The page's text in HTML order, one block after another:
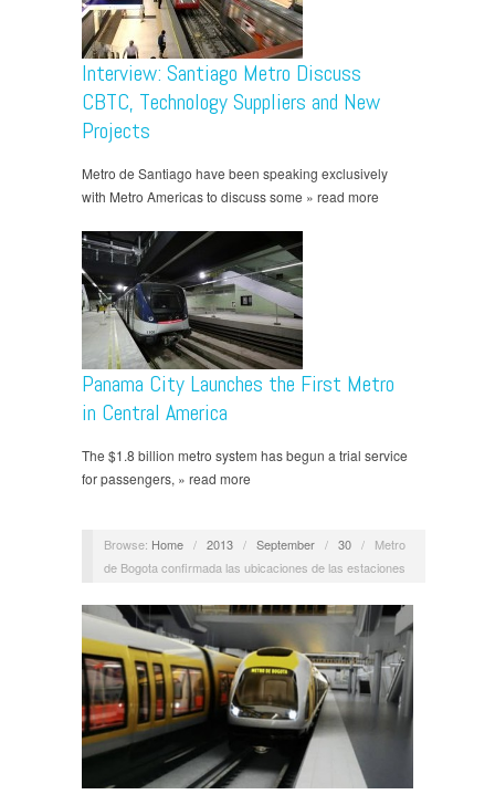
Interview: Santiago Metro Discuss
CBTC, Technology Suppliers and New
Projects
Metro de Santiago have been speaking exclusively
with Metro Americas to discuss some » read more
Panama City Launches the First Metro
in Central America
The $1.8 billion metro system has begun a trial service
for passengers, » read more
Browse: Home / 2013 / September / 30 /
Metro
de Bogota confirmada las ubicaciones de las estaciones